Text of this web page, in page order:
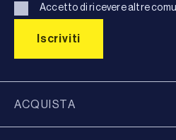
Accetto di ricevere altre
ACQUISTA